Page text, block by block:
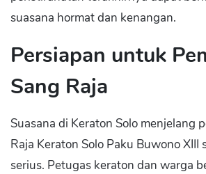
suasana hormat dan kenangan.
Persiapan untuk
Sang Raja
Suasana di Keraton Solo menjelang
Raja Keraton Solo Paku Buwono XIII
serius. Petugas keraton dan warga